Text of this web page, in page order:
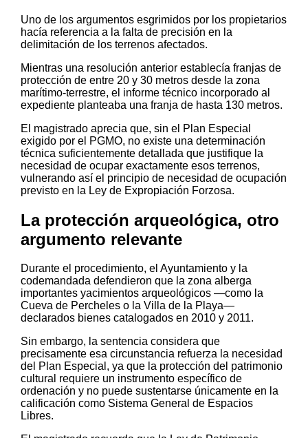
Uno de los argumentos esgrimidos por los propietarios
hacía referencia a la falta de precisión en la
delimitación de los terrenos afectados.
Mientras una resolución anterior establecía franjas de
protección de entre 20 y 30 metros desde la zona
marítimo-terrestre, el informe técnico incorporado al
expediente planteaba una franja de hasta 130 metros.
El magistrado aprecia que, sin el Plan Especial
exigido por el PGMO, no existe una determinación
técnica suficientemente detallada que justifique la
necesidad de ocupar exactamente esos terrenos,
vulnerando así el principio de necesidad de ocupación
previsto en la Ley de Expropiación Forzosa.
La protección arqueológica, otro
argumento relevante
Durante el procedimiento, el Ayuntamiento y la
codemandada defendieron que la zona alberga
importantes yacimientos arqueológicos —como la
Cueva de Percheles o la Villa de la Playa—
declarados bienes catalogados en 2010 y 2011.
Sin embargo, la sentencia considera que
precisamente esa circunstancia refuerza la necesidad
del Plan Especial, ya que la protección del patrimonio
cultural requiere un instrumento específico de
ordenación y no puede sustentarse únicamente en la
calificación como Sistema General de Espacios
Libres.